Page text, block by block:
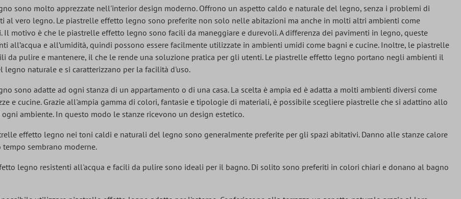
sono molto apprezzate nell'interior design moderno. Offrono un aspetto caldo e naturale del legno, senza i problemi di
al vero legno. Le piastrelle effetto legno sono preferite non solo nelle abitazioni ma anche in molti altri ambienti come
Il motivo è che le piastrelle effetto legno sono facili da maneggiare e durevoli. A differenza dei pavimenti in legno, queste
all’acqua e all’umidità, quindi possono essere facilmente utilizzate in ambienti umidi come bagni e cucine. Inoltre, le piastrelle
da pulire e mantenere, il che le rende una soluzione pratica per gli utenti. Le piastrelle effetto legno portano negli ambienti il
legno naturale e si caratterizzano per la facilità d'uso.
sono adatte ad ogni stanza di un appartamento o di una casa. La scelta è ampia ed è adatta a molti ambienti diversi come
e cucine. Grazie all'ampia gamma di colori, fantasie e tipologie di materiali, è possibile scegliere piastrelle che si adattino allo
ambiente. In questo modo le stanze ricevono un design estetico.
effetto legno nei toni caldi e naturali del legno sono generalmente preferite per gli spazi abitativi. Danno alle stanze calore
sembrano moderne.
legno resistenti all'acqua e facili da pulire sono ideali per il bagno. Di solito sono preferiti in colori chiari e donano al bagno